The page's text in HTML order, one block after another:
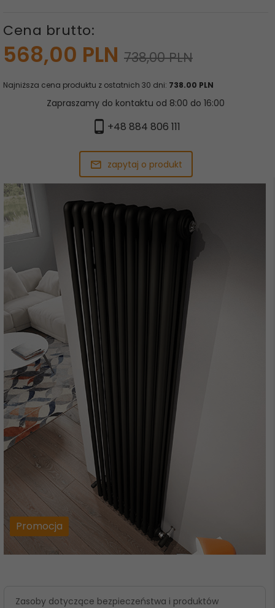
Cena brutto:
568,00 PLN 738,00 PLN
Najniższa cena produktu z ostatnich 30 dni: 738.00 PLN
Zapraszamy do kontaktu od 8:00 do 16:00
+48 884 806 111
zapytaj o produkt
Promocja
Zasoby dotyczące bezpieczeństwa i produktów